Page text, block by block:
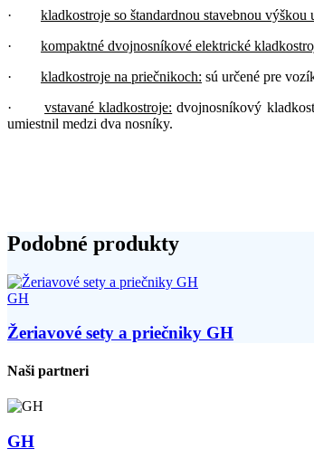
·
kladkostroje so štandardnou stavebnou výškou
·
kompaktné dvojnosníkové elektrické
·
kladkostroje na priečnikoch: sú určené pre
·
vstavané kladkostroje: dvojnosníkový
umiestnil medzi dva nosníky.
Podobné produkty
GH
Žeriavové sety a priečniky GH
Naši partneri
GH